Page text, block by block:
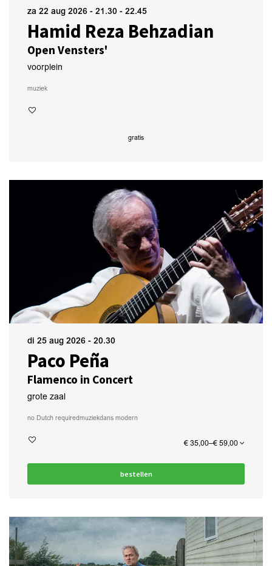
Hamid Reza Behzadian
Open Vensters'
za 22 aug 2026 - 21.30 - 22.45
voorplein
muziek
gratis
Paco Peña
Flamenco in Concert
di 25 aug 2026 - 20.30
grote zaal
no Dutch requiredmuziekdans modern
€ 35,00–€ 59,00
bestellen